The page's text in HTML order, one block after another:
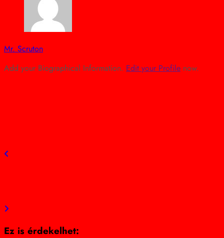
Mr. Scruton
Add your Biographical Information. Edit your Profile now.
Ez is érdekelhet: